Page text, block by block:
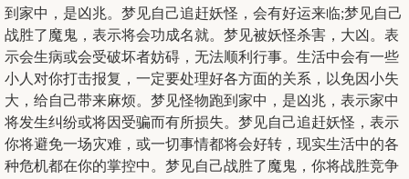
到家中，是凶兆。梦见自己追赶妖怪，会有好运来临;梦见自己
战胜了魔鬼，表示将会功成名就。梦见被妖怪杀害，大凶。表
示会生病或会受破坏者妨碍，无法顺利行事。生活中会有一些
小人对你打击报复，一定要处理好各方面的关系，以免因小失
大，给自己带来麻烦。梦见怪物跑到家中，是凶兆，表示家中
将发生纠纷或将因受骗而有所损失。梦见自己追赶妖怪，表示
你将避免一场灾难，或一切事情都将会好转，现实生活中的各
种危机都在你的掌控中。梦见自己战胜了魔鬼，你将战胜竞争